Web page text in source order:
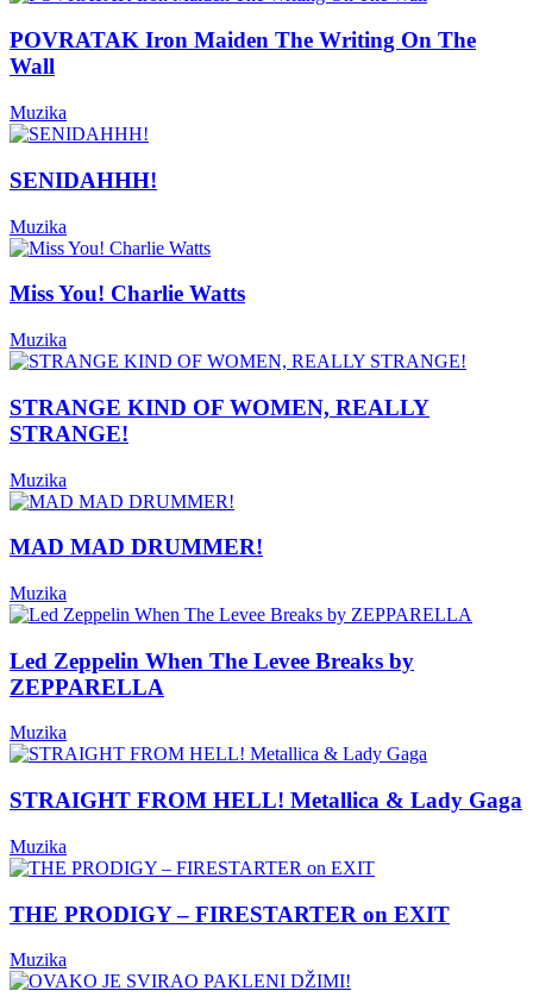
POVRATAK Iron Maiden The Writing On The
Wall
Muzika
SENIDAHHH!
Muzika
Miss You! Charlie Watts
Muzika
STRANGE KIND OF WOMEN, REALLY
STRANGE!
Muzika
MAD MAD DRUMMER!
Muzika
Led Zeppelin When The Levee Breaks by
ZEPPARELLA
Muzika
STRAIGHT FROM HELL! Metallica & Lady Gaga
Muzika
THE PRODIGY – FIRESTARTER on EXIT
Muzika